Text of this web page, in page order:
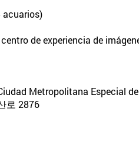
acuarios)
de experiencia de
Metropolitana Especial
로 2876